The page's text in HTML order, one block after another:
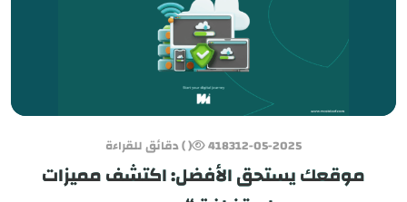
12-05-2025
4183 ( ) دقائق للقراءة
موقعك يستحق الأفضل: اكتشف مميزات